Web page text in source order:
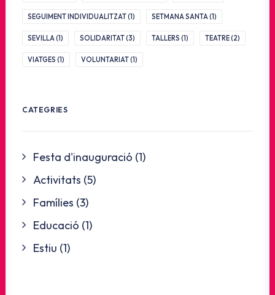
SEGUIMENT INDIVIDUALITZAT(1) SETMANA SANTA(1)
SEVILLA(1) SOLIDARITAT(3) TALLERS (1) TEATRE(2)
VIATGES (1) VOLUNTARIAT(1)
CATEGRIES
Festa d'inauguració (1)
Activitats (5)
Famílies (3)
Educació (1)
Estiu (1)